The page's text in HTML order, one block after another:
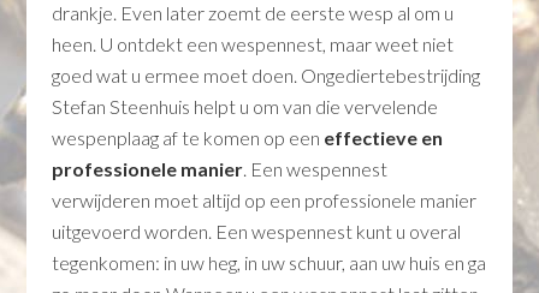
drankje. Even later zoemt de eerste wesp al om u
heen. U ontdekt een wespennest, maar weet niet
goed wat u ermee moet doen. Ongediertebestrijding
Stefan Steenhuis helpt u om van die vervelende
wespenplaag af te komen op een effectieve en
professionele manier. Een wespennest
verwijderen moet altijd op een professionele manier
uitgevoerd worden. Een wespennest kunt u overal
tegenkomen: in uw heg, in uw schuur, aan uw huis en ga